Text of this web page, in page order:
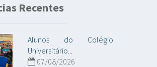
Recentes
Alunos do Colégio
Universitário...
07/08/2026